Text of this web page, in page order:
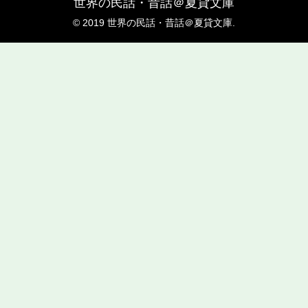
世界の民話・昔話＠夏貸文庫
© 2019 世界の民話・昔話＠夏貸文庫.